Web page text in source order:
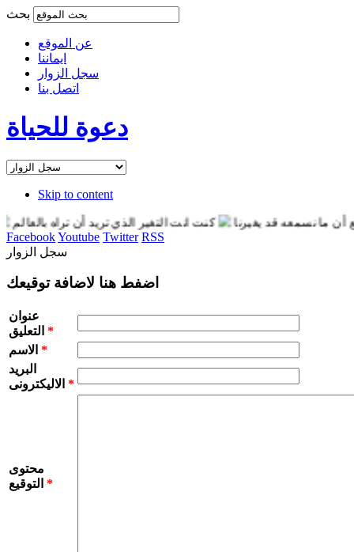
عن الموقع
ايماننا
سجل الزوار
اتصل بنا
دعوة للحياة
Skip to content
قد يغيرنا كنت انت التغير الذي تريد أن تراه بالعالم
انت
FacebookYoutube Twitter RSS
سجل الزوار
اضفط هنا لاضافة توقيعك
عنوان
*
*
البريد
*
محتوى
*